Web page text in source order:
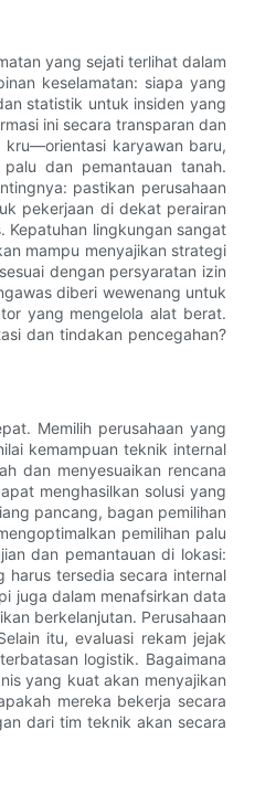
yang sejati terlihat dalam
keselamatan: siapa yang
statistik untuk insiden yang
ini secara transparan dan
kru—orientasi karyawan baru,
dan pemantauan tanah.
pastikan perusahaan
pekerjaan di dekat perairan
Kepatuhan lingkungan sangat
mampu menyajikan strategi
dengan persyaratan izin
diberi wewenang untuk
yang mengelola alat berat.
dan tindakan pencegahan?
Memilih perusahaan yang
kemampuan teknik internal
dan menyesuaikan rencana
menghasilkan solusi yang
pancang, bagan pemilihan
pemilihan palu
dan pemantauan di lokasi:
harus tersedia secara internal
juga dalam menafsirkan data
berkelanjutan. Perusahaan
itu, evaluasi rekam jejak
logistik. Bagaimana
yang kuat akan menyajikan
mereka bekerja secara
dari tim teknik akan secara